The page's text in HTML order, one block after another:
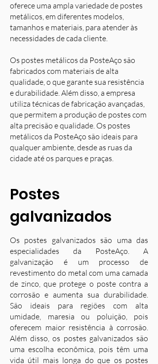
oferece uma ampla variedade de postes
metálicos, em diferentes modelos,
tamanhos e materiais, para atender às
necessidades de cada cliente.
Os postes metálicos da PosteAço são
fabricados com materiais de alta
qualidade, o que garante sua resistência
e durabilidade. Além disso, a empresa
utiliza técnicas de fabricação avançadas,
que permitem a produção de postes com
alta precisão e qualidade. Os postes
metálicos da PosteAço são ideais para
qualquer ambiente, desde as ruas da
cidade até os parques e praças.
Postes
galvanizados
Os postes galvanizados são uma das
especialidades da PosteAço. A
galvanização é um processo de
revestimento do metal com uma camada
de zinco, que protege o poste contra a
corrosão e aumenta sua durabilidade.
São ideais para regiões com alta
umidade, maresia ou poluição, pois
oferecem maior resistência à corrosão.
Além disso, os postes galvanizados são
uma escolha econômica, pois têm uma
vida útil mais longa do que os postes